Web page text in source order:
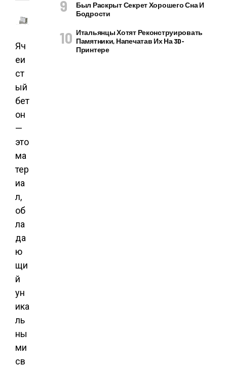
Яч
еи
ст
ый
бет
он
—
это
ма
тер
иа
л,
об
ла
да
ю
щи
й
ун
ика
ль
ны
ми
св
Был Раскрыт Секрет Хорошего Сна И
Бодрости
Итальянцы Хотят Реконструировать
Памятники, Напечатав Их На 3D-
Принтере